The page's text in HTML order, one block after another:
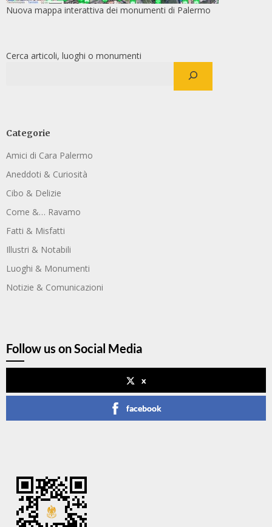
Nuova mappa interattiva dei monumenti di Palermo
Cerca articoli, luoghi o monumenti
Categorie
Amici di Cara Palermo
Aneddoti & Curiosità
Cibo & Delizie
Come &… Ravamo
Fatti & Misfatti
Illustri & Notabili
Luoghi & Monumenti
Notizie & Comunicazioni
Follow us on Social Media
x
facebook